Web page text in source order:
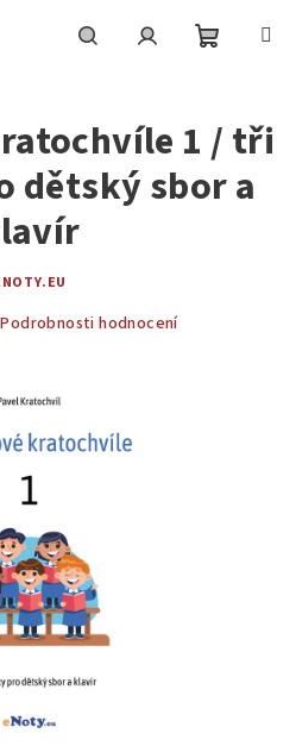
košík
1 / tři
dětský sbor a
Podrobnosti hodnocení